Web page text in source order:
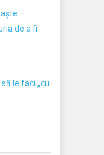
–
de a fi
le faci „cu